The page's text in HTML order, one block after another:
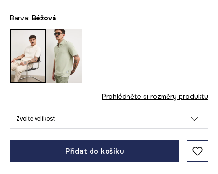
Barva: béžová
Prohlédněte si rozměry produktu
Zvolte velikost
Přidat do košíku